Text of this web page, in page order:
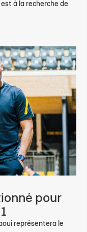
à la recherche de
pour
représentera le